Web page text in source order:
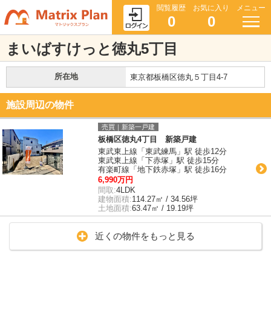
閲覧履歴
0
お気に入り
0
メニュー
まいばすけっと徳丸5丁目
所在地 東京都板橋区徳丸５丁目4-7
施設周辺の物件
売買｜新築一戸建
板橋区徳丸4丁目 新築戸建
東武東上線「東武練馬」駅 徒歩12分
東武東上線「下赤塚」駅 徒歩15分
有楽町線「地下鉄赤塚」駅 徒歩16分
6,990万円
間取:4LDK
建物面積:114.27㎡ / 34.56坪
土地面積:63.47㎡ / 19.19坪
近くの物件をもっと見る